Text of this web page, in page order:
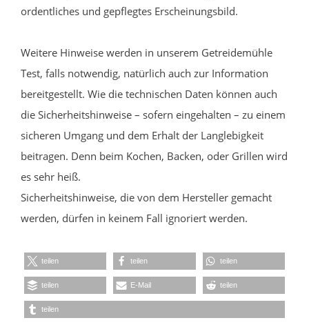
ordentliches und gepflegtes Erscheinungsbild.
Weitere Hinweise werden in unserem Getreidemühle
Test, falls notwendig, natürlich auch zur Information
bereitgestellt. Wie die technischen Daten können auch
die Sicherheitshinweise – sofern eingehalten – zu einem
sicheren Umgang und dem Erhalt der Langlebigkeit
beitragen. Denn beim Kochen, Backen, oder Grillen wird
es sehr heiß.
Sicherheitshinweise, die von dem Hersteller gemacht
werden, dürfen in keinem Fall ignoriert werden.
teilen teilen teilen
teilen E-Mail teilen
teilen